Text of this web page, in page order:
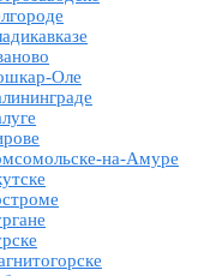
Оле
на-Амуре